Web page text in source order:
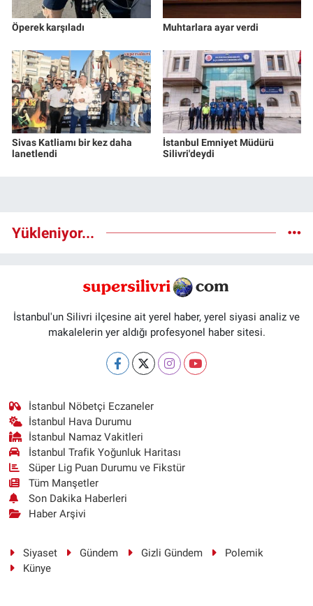
Öperek karşıladı Muhtarlara ayar verdi
Sivas Katliamı bir kez daha
lanetlendi
İstanbul Emniyet Müdürü
Silivri'deydi
Yükleniyor...
İstanbul'un Silivri ilçesine ait yerel haber, yerel siyasi analiz ve
makalelerin yer aldığı profesyonel haber sitesi.
İstanbul Nöbetçi Eczaneler
İstanbul Hava Durumu
İstanbul Namaz Vakitleri
İstanbul Trafik Yoğunluk Haritası
Süper Lig Puan Durumu ve Fikstür
Tüm Manşetler
Son Dakika Haberleri
Haber Arşivi
Siyaset Gündem Gizli Gündem
Polemik
Künye